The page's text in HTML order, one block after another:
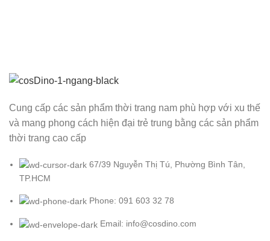
Cung cấp các sản phẩm thời trang nam phù hợp với xu thế
và mang phong cách hiện đại trẻ trung bằng các sản phẩm
thời trang cao cấp
67/39 Nguyễn Thị Tú, Phường Bình Tân,
TP.HCM
Phone: 091 603 32 78
Email: info@cosdino.com